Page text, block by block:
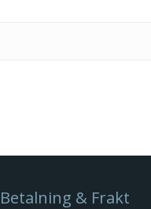
Betalning & Frakt